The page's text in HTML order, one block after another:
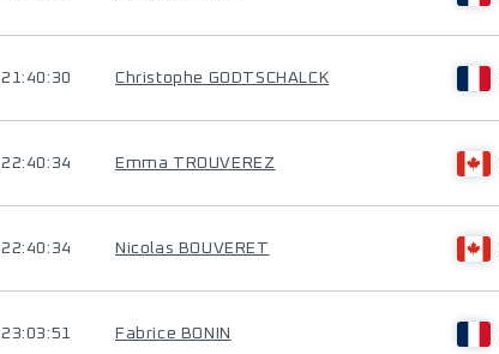
21:40:30 Christophe GODTSCHALCK
22:40:34 Emma TROUVEREZ
22:40:34 Nicolas BOUVERET
23:03:51 Fabrice BONIN